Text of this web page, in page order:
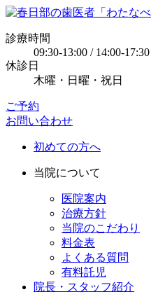
診療時間
09:30-13:00 / 14:00-17:30
休診日
木曜・日曜・祝日
ご予約
お問い合わせ
初めての方へ
当院について
医院案内
治療方針
当院のこだわり
料金表
よくある質問
有料託児
院長・スタッフ紹介